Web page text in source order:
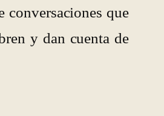
conversaciones que
y dan cuenta de